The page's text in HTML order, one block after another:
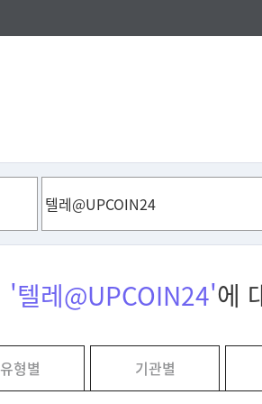
'텔레@UPCOIN24'에
유형별 기관별